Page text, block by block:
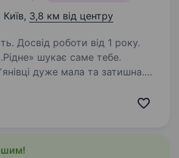
Київ, 3,8 км від центру
Досвід роботи від 1 року.
шукає саме тебе.
дуже мала та затишна.
є солоне. Що ти будеш